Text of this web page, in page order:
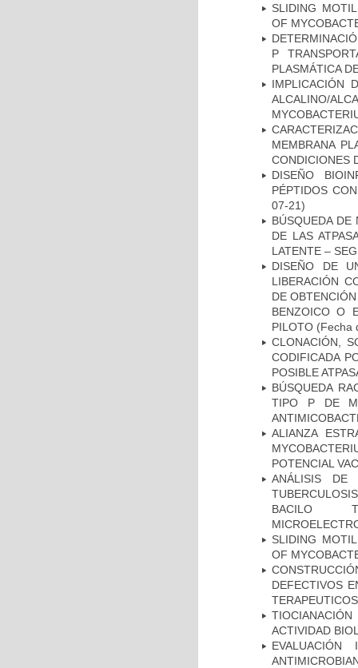
SLIDING
OF
P
PLASMÁTICA
IMPLICACIÓN
ALCALINO/
MEMBRANA
CONDICIONES
DISEÑO
PÉPTIDOS
07-21)
BÚSQUEDA DE
DE LAS
LATENTE –
DISEÑO DE
LIBERACIÓN
DE
BENZOICO O
PILOTO (Fecha
CLONACIÓN,
CODIFICADA
POSIBLE
BÚSQUEDA
TIPO P DE
ALIANZA
POTENCIAL
ANÁLISIS DE
BACILO
SLIDING
OF
DEFECTIVOS
ACTIVIDAD